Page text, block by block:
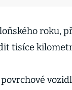
roku,
tisíce